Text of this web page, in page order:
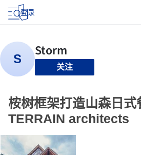
登录
关注
桉树框架打造山森日式
TERRAIN architects